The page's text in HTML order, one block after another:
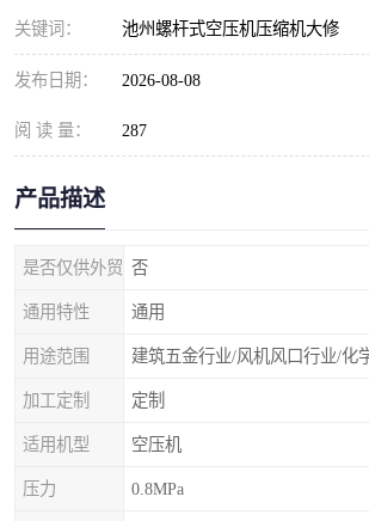
关键词： 池州螺杆式空压机压缩机大修
发布日期： 2026-08-08
阅 读 量： 287
产品描述
是否仅供外贸 否
通用特性 通用
用途范围 建筑五金行业/风机风口行业/化
加工定制 定制
适用机型 空压机
压力 0.8MPa